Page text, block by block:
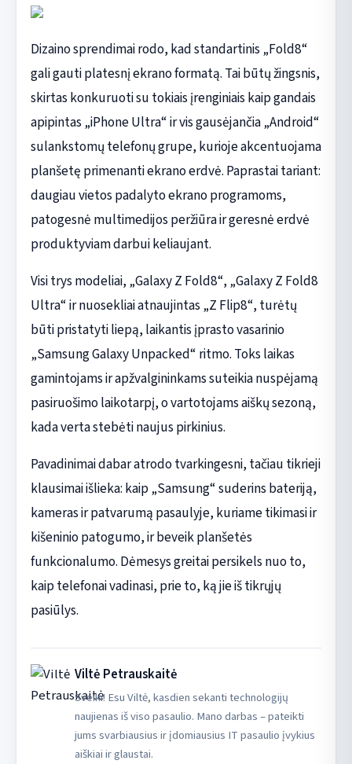
Dizaino sprendimai rodo, kad standartinis „Fold8“
gali gauti platesnį ekrano formatą. Tai būtų žingsnis,
skirtas konkuruoti su tokiais įrenginiais kaip gandais
apipintas „iPhone Ultra“ ir vis gausėjančia „Android“
sulankstomų telefonų grupe, kurioje akcentuojama
planšetę primenanti ekrano erdvė. Paprastai tariant:
daugiau vietos padalyto ekrano programoms,
patogesnė multimedijos peržiūra ir geresnė erdvė
produktyviam darbui keliaujant.
Visi trys modeliai, „Galaxy Z Fold8“, „Galaxy Z Fold8
Ultra“ ir nuosekliai atnaujintas „Z Flip8“, turėtų
būti pristatyti liepą, laikantis įprasto vasarinio
„Samsung Galaxy Unpacked“ ritmo. Toks laikas
gamintojams ir apžvalgininkams suteikia nuspėjamą
pasiruošimo laikotarpį, o vartotojams aiškų sezoną,
kada verta stebėti naujus pirkinius.
Pavadinimai dabar atrodo tvarkingesni, tačiau tikrieji
klausimai išlieka: kaip „Samsung“ suderins bateriją,
kameras ir patvarumą pasaulyje, kuriame tikimasi ir
kišeninio patogumo, ir beveik planšetės
funkcionalumo. Dėmesys greitai persikels nuo to,
kaip telefonai vadinasi, prie to, ką jie iš tikrųjų
pasiūlys.
Viltė Petrauskaitė
Sveiki! Esu Viltė, kasdien sekanti technologijų
naujienas iš viso pasaulio. Mano darbas – pateikti
jums svarbiausius ir įdomiausius IT pasaulio įvykius
aiškiai ir glaustai.